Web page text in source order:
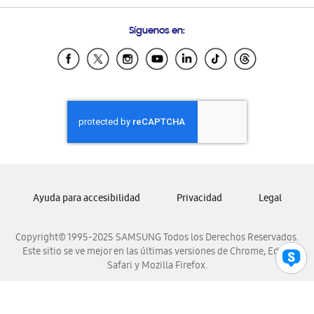
Samsung Ecuador
Samsung El Salvador
Samsung Honduras
Samsung Nicaragua
Samsung Panamá
Samsung Venezuela
Síguenos en:
Copyright© 1995-2025 SAMSUNG Todos los Derechos Reservados.
Este sitio se ve mejor en las últimas versiones de Chrome, Edge,
Safari y Mozilla Firefox.
Ayuda para accesibilidad Privacidad Legal